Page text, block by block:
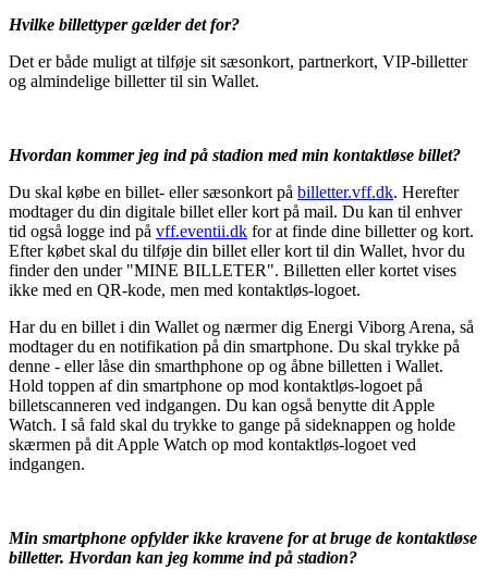
Hvilke billettyper gælder det for?
Det er både muligt at tilføje sit sæsonkort, partnerkort, VIP-billetter
og almindelige billetter til sin Wallet.
Hvordan kommer jeg ind på stadion med min kontaktløse billet?
Du skal købe en billet- eller sæsonkort på billetter.vff.dk. Herefter
modtager du din digitale billet eller kort på mail. Du kan til enhver
tid også logge ind på vff.eventii.dk for at finde dine billetter og kort.
Efter købet skal du tilføje din billet eller kort til din Wallet, hvor du
finder den under "MINE BILLETER". Billetten eller kortet vises
ikke med en QR-kode, men med kontaktløs-logoet.
Har du en billet i din Wallet og nærmer dig Energi Viborg Arena, så
modtager du en notifikation på din smartphone. Du skal trykke på
denne - eller låse din smarthphone op og åbne billetten i Wallet.
Hold toppen af din smartphone op mod kontaktløs-logoet på
billetscanneren ved indgangen. Du kan også benytte dit Apple
Watch. I så fald skal du trykke to gange på sideknappen og holde
skærmen på dit Apple Watch op mod kontaktløs-logoet ved
indgangen.
Min smartphone opfylder ikke kravene for at bruge de kontaktløse
billetter. Hvordan kan jeg komme ind på stadion?